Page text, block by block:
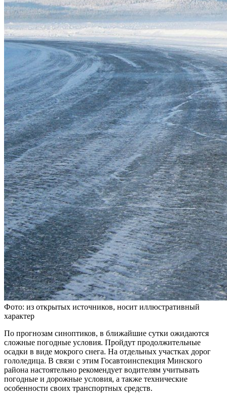
Фото: из открытых источников, носит иллюстративный
характер
По прогнозам синоптиков, в ближайшие сутки ожидаются
сложные погодные условия. Пройдут продолжительные
осадки в виде мокрого снега. На отдельных участках дорог
гололедица. В связи с этим Госавтоинспекция Минского
района настоятельно рекомендует водителям учитывать
погодные и дорожные условия, а также технические
особенности своих транспортных средств.